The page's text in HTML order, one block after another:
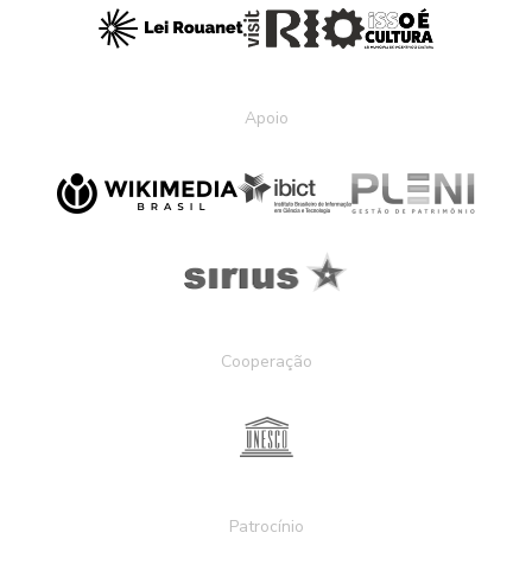
Apoio
Cooperação
Patrocínio